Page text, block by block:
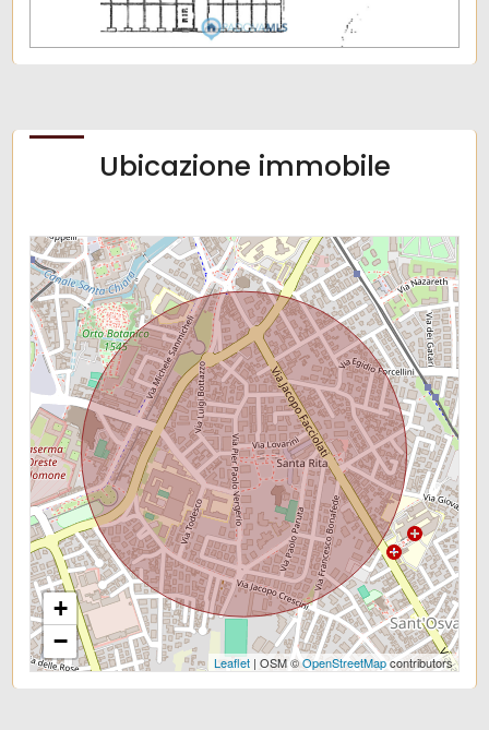
Ubicazione immobile
+
−
Leaflet| OSM ©OpenStreetMapcontributors